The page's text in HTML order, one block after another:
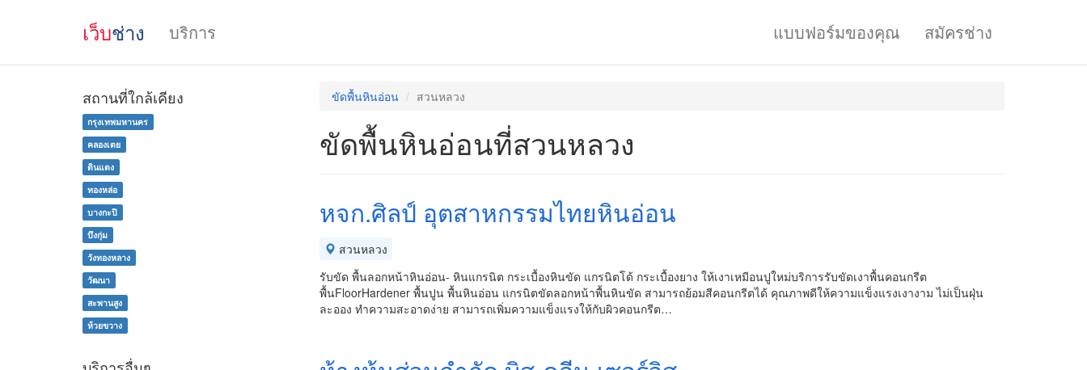
เว็บช่าง บริการ แบบฟอร์มของคุณ สมัครช่าง
ขัดพื้นหินอ่อน สวนหลวง
ขัดพื้นหินอ่อนที่สวนหลวง
หจก.ศิลป์ อุตสาหกรรมไทยหินอ่อน
สวนหลวง
รับขัด พื้นลอกหน้าหินอ่อน- หินแกรนิต กระเบื้องหินขัด แกรนิตโด้ กระเบื้องยาง ให้เงาเหมีอนปูใหม่บริการรับขัดเงาพื้นคอนกรีต
พื้นFloorHardener พื้นปูน พื้นหินอ่อน แกรนิตขัดลอกหน้าพื้นหินขัด สามารถย้อมสีคอนกรีตได้ คุณภาพดีให้ความแข็งแรงเงางาม ไม่เป็นฝุ่น
ละออง ทำความสะอาดง่าย สามารถเพิ่มความแข็งแรงให้กับผิวคอนกรีต…
สถานที่ใกล้เคียง
กรุงเทพมหานคร
คลองเตย
ดินแดง
ทองหล่อ
บางกะปิ
บึงกุ่ม
วังทองหลาง
วัฒนา
สะพานสูง
ห้วยขวาง